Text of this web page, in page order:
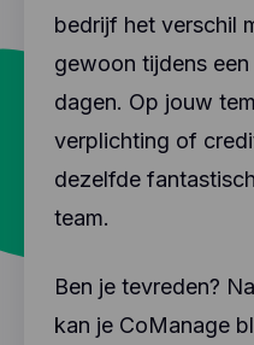
bedrijf het verschil
gewoon tijdens
dagen. Op jouw
verplichting of
dezelfde
team.
Ben je tevreden?
kan je CoManage